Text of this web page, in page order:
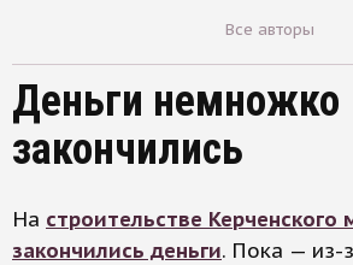
Все авторы
Деньги немножко
закончились
На строительстве
закончились деньги. Пока — из-